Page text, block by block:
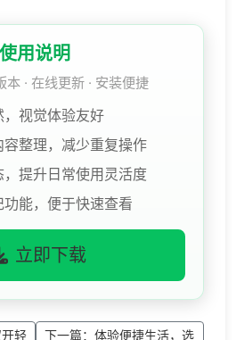
用说明
· 在线更新 · 安装便捷
视觉体验友好
整理，减少重复操作
提升日常使用灵活度
能，便于快速查看
立即下载
轻
下一篇：体验便捷生活，选